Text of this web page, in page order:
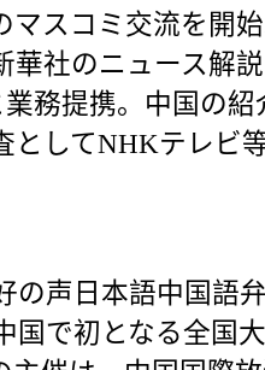
マスコミ交流を開
華社のニュース解
業務提携。中国の
としてNHKテレビ
の声日本語中国語
国で初となる全国